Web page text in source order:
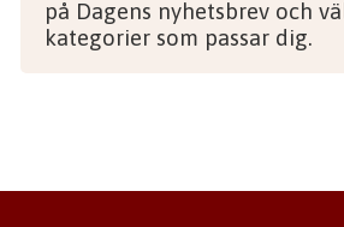
på Dagens nyhetsbrev och
kategorier som passar dig.